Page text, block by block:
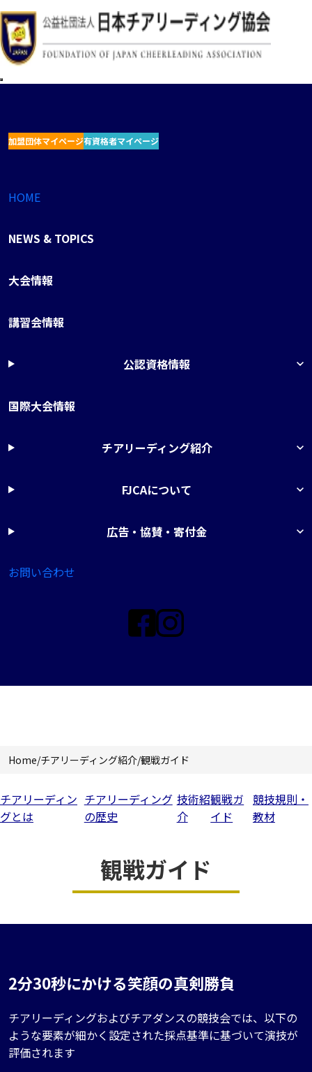
加盟団体マイページ有資格者マイページ
HOME
NEWS & TOPICS
大会情報
講習会情報
公認資格情報
国際大会情報
チアリーディング紹介
FJCAについて
広告・協賛・寄付金
お問い合わせ
Home/チアリーディング紹介/観戦ガイド
チアリーディン
グとは
チアリーディング
の歴史
技術紹
介
観戦ガ
イド
競技規則・
教材
観戦ガイド
2分30秒にかける笑顔の真剣勝負
チアリーディングおよびチアダンスの競技会では、以下の
ような要素が細かく設定された採点基準に基づいて演技が
評価されます